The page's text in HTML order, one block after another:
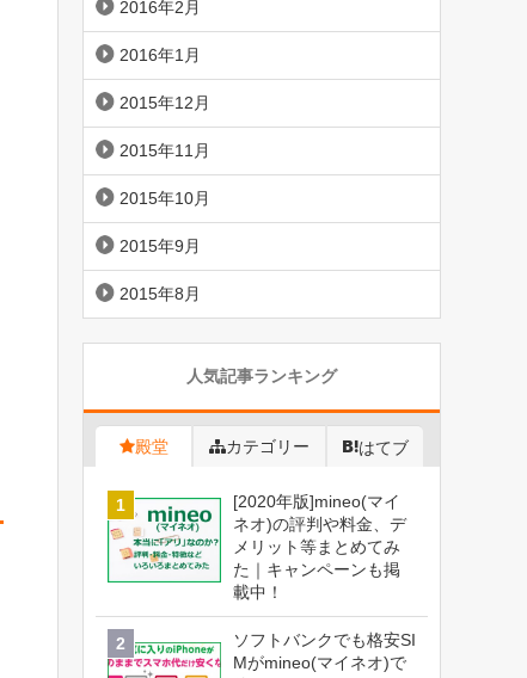
2016年2月
2016年1月
2015年12月
2015年11月
2015年10月
2015年9月
2015年8月
人気記事ランキング
殿堂 カテゴリー はてブ
[2020年版]mineo(マイ
ネオ)の評判や料金、デ
メリット等まとめてみ
た｜キャンペーンも掲
載中！
ソフトバンクでも格安SI
Mがmineo(マイネオ)で